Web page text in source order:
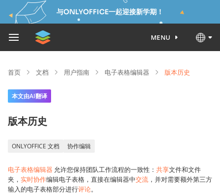
与ONLYOFFICE一起迎接新学期！
MENU
首页 文档 用户指南 电子表格编辑器 版本历史
本文由AI翻译
版本历史
ONLYOFFICE 文档 协作编辑
电子表格编辑器 允许您保持团队工作流程的一致性： 共享文件和文件
夹， 实时协作编辑电子表格，直接在编辑器中交流 ，并对需要额外第三方
输入的电子表格部分进行评论。